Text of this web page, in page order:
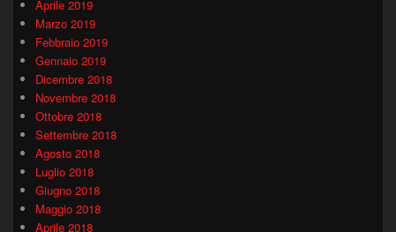
Aprile 2019
Marzo 2019
Febbraio 2019
Gennaio 2019
Dicembre 2018
Novembre 2018
Ottobre 2018
Settembre 2018
Agosto 2018
Luglio 2018
Giugno 2018
Maggio 2018
Aprile 2018